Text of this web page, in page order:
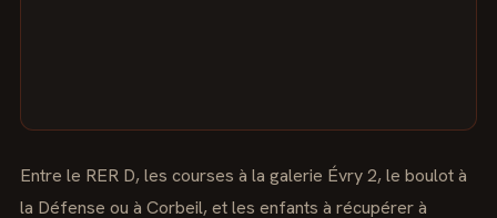
Entre le RER D, les courses à la galerie Évry 2, le boulot à
la Défense ou à Corbeil, et les enfants à récupérer à